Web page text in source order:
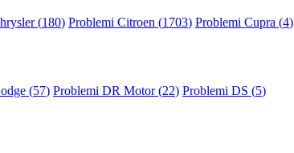
(180) Problemi Citroen (1703) Problemi Cupra (4)
(57) Problemi DR Motor (22) Problemi DS (5)